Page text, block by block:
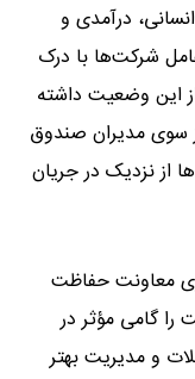
درآمدی و
شرکت‌ها با درک
این وضعیت داشته
سوی مدیران صندوق
از نزدیک در جریان
معاونت حفاظت
گامی مؤثر در
و مدیریت بهتر